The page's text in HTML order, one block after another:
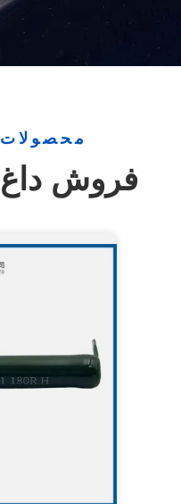
محصولات
فروش داغ